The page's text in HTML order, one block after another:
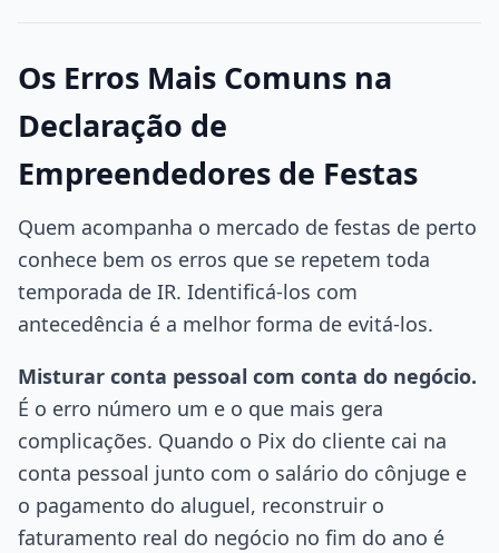
Os Erros Mais Comuns na
Declaração de
Empreendedores de Festas
Quem acompanha o mercado de festas de perto
conhece bem os erros que se repetem toda
temporada de IR. Identificá-los com
antecedência é a melhor forma de evitá-los.
Misturar conta pessoal com conta do negócio.
É o erro número um e o que mais gera
complicações. Quando o Pix do cliente cai na
conta pessoal junto com o salário do cônjuge e
o pagamento do aluguel, reconstruir o
faturamento real do negócio no fim do ano é